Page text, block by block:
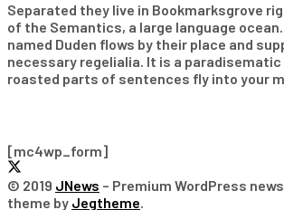
Separated they live in Bookmarksgrove
of the Semantics, a large language
named Duden flows by their place and
necessary regelialia. It is a
roasted parts of sentences fly into your
[mc4wp_form]
© 2019 JNews – Premium WordPress
theme by Jegtheme